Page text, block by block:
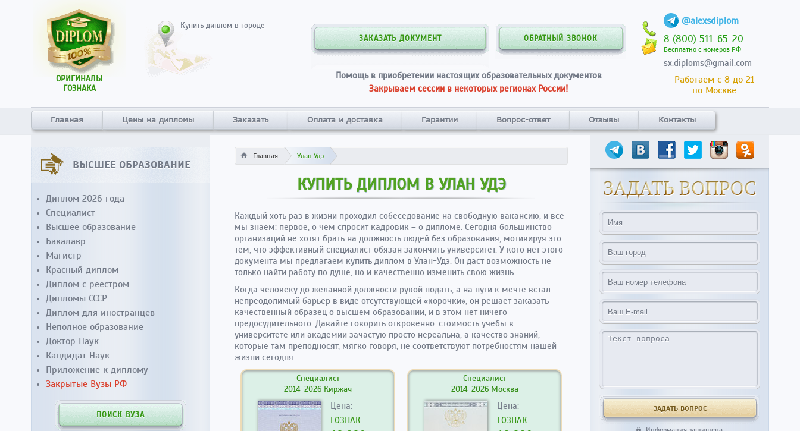
ОРИГИНАЛЫ
ГОЗНАКА
Купить диплом в городе @alexsdiplom
8 (800) 511-65-20
Бесплатно с номеров РФ
sx.diploms@gmail.com
Работаем с 8 до 21
по Москве
ЗАКАЗАТЬ ДОКУМЕНТ ОБРАТНЫЙ ЗВОНОК
Помощь в приобретении настоящих образовательных документов
Закрываем сессии в некоторых регионах России!
Главная Цены на дипломы Заказать Оплата и доставка Гарантии Вопрос-ответ Отзывы Контакты
Главная Улан Удэ
КУПИТЬ ДИПЛОМ В УЛАН УДЭ
Каждый хоть раз в жизни проходил собеседование на свободную вакансию, и все
мы знаем: первое, о чем спросит кадровик – о дипломе. Сегодня большинство
организаций не хотят брать на должность людей без образования, мотивируя это
тем, что эффективный специалист обязан закончить университет. У кого нет этого
документа мы предлагаем купить диплом в Улан-Удэ. Он даст возможность не
только найти работу по душе, но и качественно изменить свою жизнь.
Когда человеку до желанной должности рукой подать, а на пути к мечте встал
непреодолимый барьер в виде отсутствующей «корочки», он решает заказать
качественный образец о высшем образовании, и в этом нет ничего
предосудительного. Давайте говорить откровенно: стоимость учебы в
университете или академии зачастую просто нереальна, а качество знаний,
которые там преподносят, мягко говоря, не соответствуют потребностям нашей
жизни сегодня.
Специалист
2014-2026 Киржач
Цена:
ГОЗНАК
Специалист
2014-2026 Москва
Цена:
ГОЗНАК
ВЫСШЕЕ ОБРАЗОВАНИЕ
Диплом 2026 года
Специалист
Высшее образование
Бакалавр
Магистр
Красный диплом
Диплом с реестром
Дипломы СССР
Диплом для иностранцев
Неполное образование
Доктор Наук
Кандидат Наук
Приложение к диплому
Закрытые Вузы РФ
ПОИСК ВУЗА